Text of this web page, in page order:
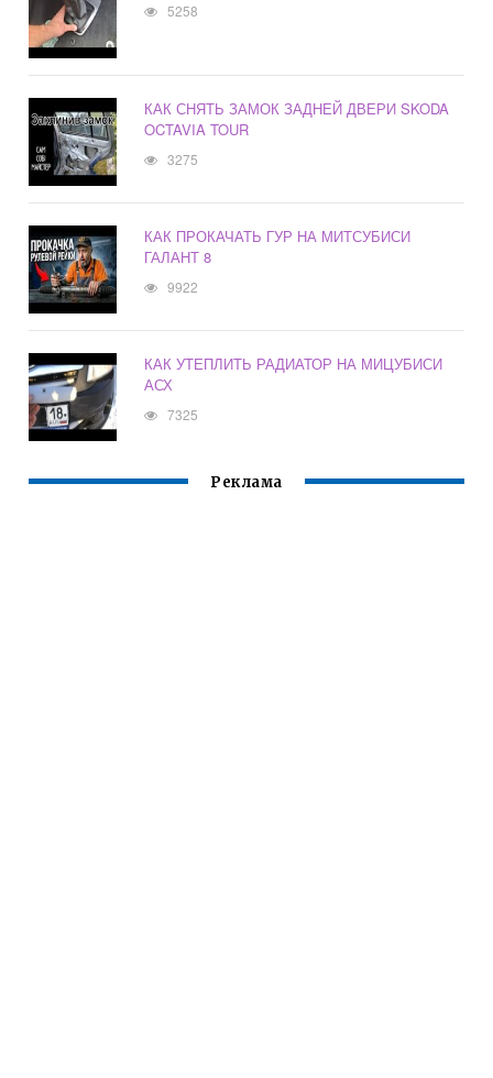
5258
КАК СНЯТЬ ЗАМОК ЗАДНЕЙ ДВЕРИ SKODA
OCTAVIA TOUR
3275
КАК ПРОКАЧАТЬ ГУР НА МИТСУБИСИ
ГАЛАНТ 8
9922
КАК УТЕПЛИТЬ РАДИАТОР НА МИЦУБИСИ
АСХ
7325
Реклама